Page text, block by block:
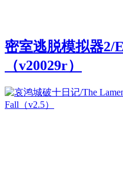
密室逃脱模拟器2/
（v20029r）